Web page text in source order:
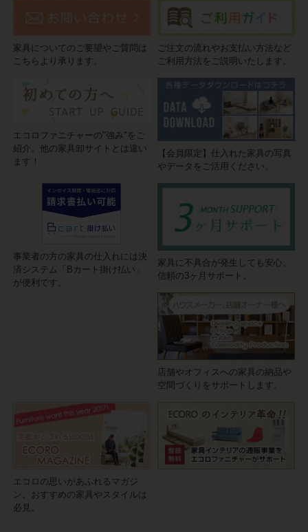
家具についてのご要望やご質問は
こちらより承ります。
ご注文の流れやお支払い方法など
ご利用方法をご説明いたします。
エコロファニチャーの"強み"をご
紹介。他の家具卸サイトとは違い
ます！
【会員限定】仕入れた家具の写真
やデータをご活用ください。
事業者の方の家具の仕入れには決
済システム「Bカート掛け払い」
が便利です。
家具に不具合が発生しても安心。
信頼の3ヶ月サポート。
店舗やオフィスへの家具の納品や
空間づくりをサポートします。
エコロの思いがあふれるマガジ
ン。おすすめの家具やスタイルは
必見。